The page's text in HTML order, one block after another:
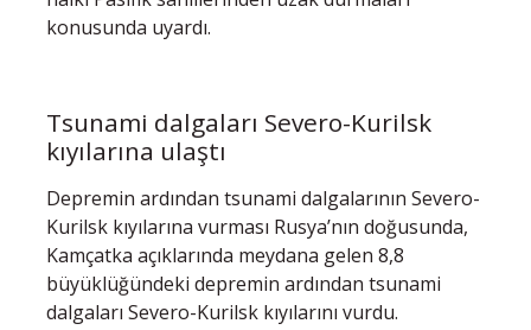
konusunda uyardı.
Tsunami dalgaları Severo-Kurilsk
kıyılarına ulaştı
Depremin ardından tsunami dalgalarının Severo-
Kurilsk kıyılarına vurması Rusya’nın doğusunda,
Kamçatka açıklarında meydana gelen 8,8
büyüklüğündeki depremin ardından tsunami
dalgaları Severo-Kurilsk kıyılarını vurdu.